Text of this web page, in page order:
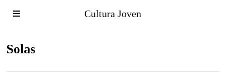
Cultura Joven
Solas